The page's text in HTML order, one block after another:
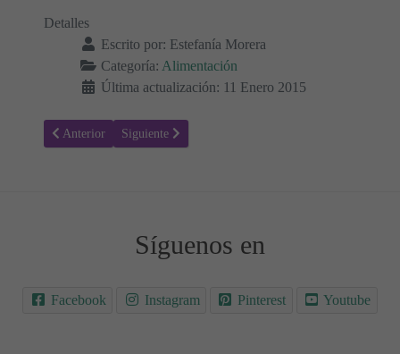
Detalles
Escrito por: Estefanía Morera
Categoría: Alimentación
Última actualización: 11 Enero 2015
Artículo anterior: Colorear Alimentos 34 - Frutas
Anterior Artículo siguiente: Colorear Alimentos 32 - Frutas
Siguiente
Síguenos en
Facebook Instagram Pinterest Youtube